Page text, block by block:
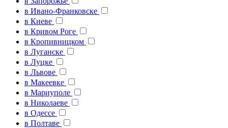
в Ивано-Франковске
в Киеве
в Кривом Роге
в Кропивницком
в Луганске
в Луцке
в Львове
в Макеевке
в Мариуполе
в Николаеве
в Одессе
в Полтаве